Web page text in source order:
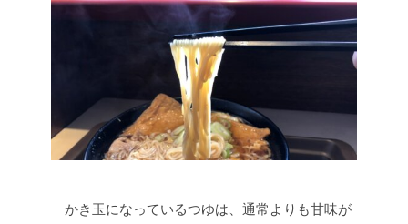
かき玉になっているつゆは、通常よりも甘味が